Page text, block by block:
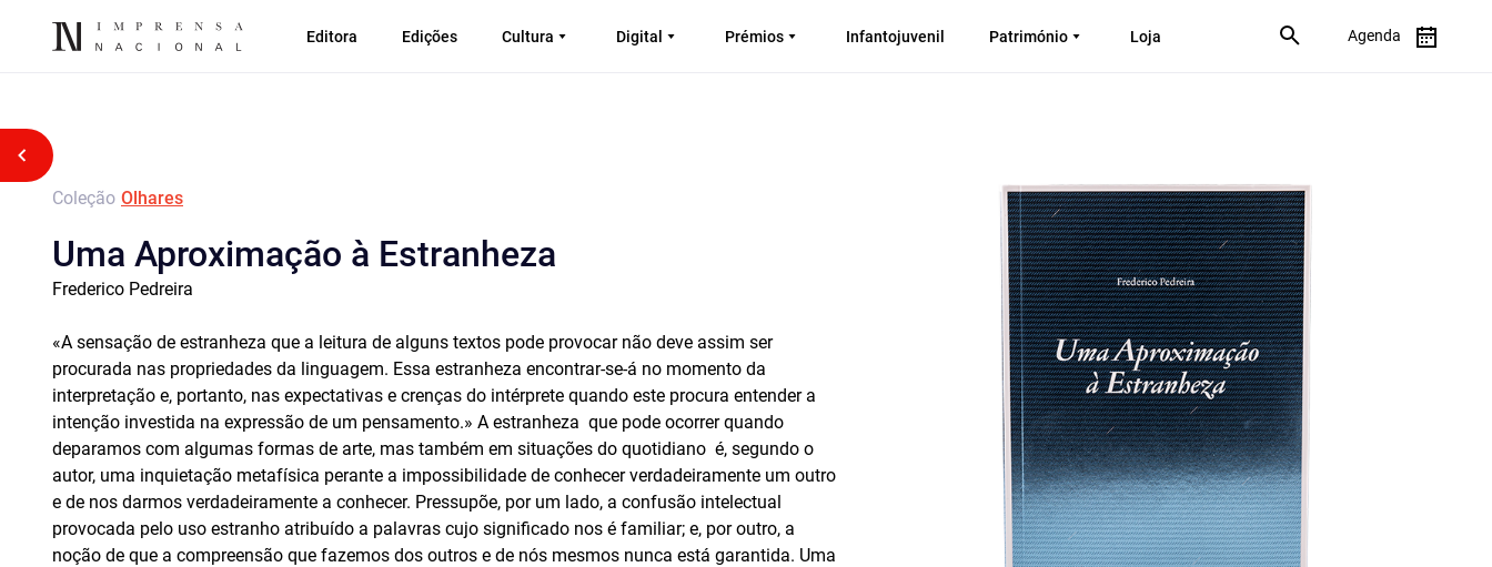
Editora Edições Cultura Digital Prémios Infantojuvenil Património Loja Agenda
Voltar atrás
Coleção Olhares
Uma Aproximação à Estranheza
Frederico Pedreira
«A sensação de estranheza que a leitura de alguns textos pode provocar não deve assim ser
procurada nas propriedades da linguagem. Essa estranheza encontrar-se-á no momento da
interpretação e, portanto, nas expectativas e crenças do intérprete quando este procura entender a
intenção investida na expressão de um pensamento.» A estranheza  que pode ocorrer quando
deparamos com algumas formas de arte, mas também em situações do quotidiano  é, segundo o
autor, uma inquietação metafísica perante a impossibilidade de conhecer verdadeiramente um outro
e de nos darmos verdadeiramente a conhecer. Pressupõe, por um lado, a confusão intelectual
provocada pelo uso estranho atribuído a palavras cujo significado nos é familiar; e, por outro, a
noção de que a compreensão que fazemos dos outros e de nós mesmos nunca está garantida. Uma